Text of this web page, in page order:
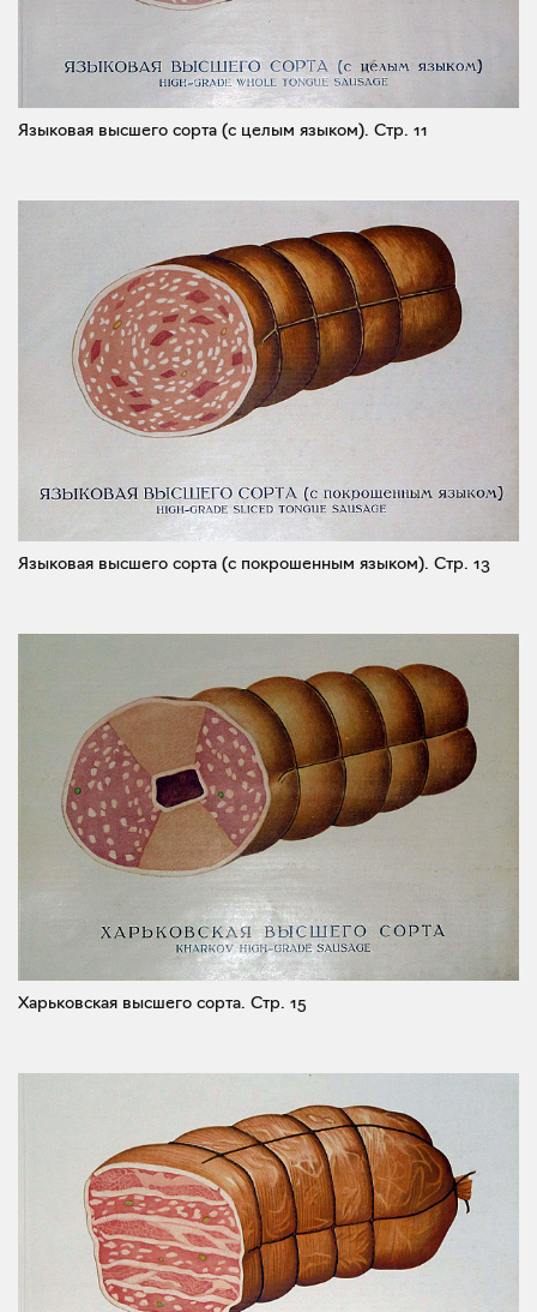
Языковая высшего сорта (с целым языком). Стр. 11
Языковая высшего сорта (с покрошенным языком). Стр. 13
Харьковская высшего сорта. Стр. 15